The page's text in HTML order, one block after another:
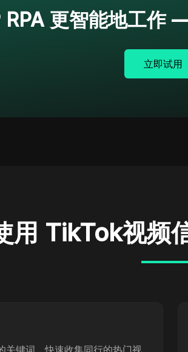
更智能地工作
立即试用
用 TikTok视频
关键词，快速收集同行的热门视